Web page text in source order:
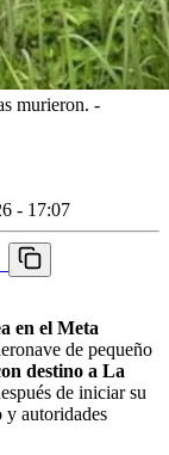
murieron. -
- 17:07
en el Meta
de pequeño
destino a La
de iniciar su
y autoridades